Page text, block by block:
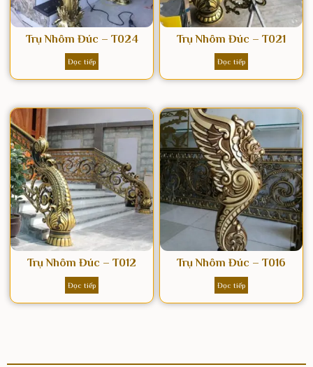
Trụ Nhôm Đúc – T024
Đọc tiếp
Trụ Nhôm Đúc – T021
Đọc tiếp
Trụ Nhôm Đúc – T012
Đọc tiếp
Trụ Nhôm Đúc – T016
Đọc tiếp